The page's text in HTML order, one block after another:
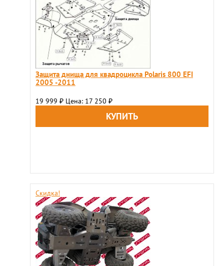
Защита днища для квадроцикла Polaris 800 EFI
2005 -2011
19 999 ₽ Цена: 17 250 ₽
Скидка!